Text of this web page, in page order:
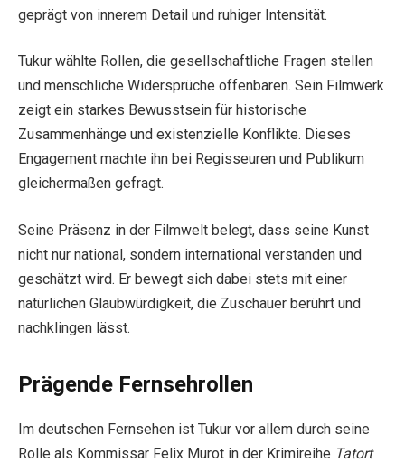
geprägt von innerem Detail und ruhiger Intensität.
Tukur wählte Rollen, die gesellschaftliche Fragen stellen
und menschliche Widersprüche offenbaren. Sein Filmwerk
zeigt ein starkes Bewusstsein für historische
Zusammenhänge und existenzielle Konflikte. Dieses
Engagement machte ihn bei Regisseuren und Publikum
gleichermaßen gefragt.
Seine Präsenz in der Filmwelt belegt, dass seine Kunst
nicht nur national, sondern international verstanden und
geschätzt wird. Er bewegt sich dabei stets mit einer
natürlichen Glaubwürdigkeit, die Zuschauer berührt und
nachklingen lässt.
Prägende Fernsehrollen
Im deutschen Fernsehen ist Tukur vor allem durch seine
Rolle als Kommissar Felix Murot in der Krimireihe Tatort